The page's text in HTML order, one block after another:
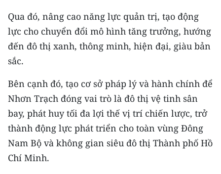
Đồng bằng sông Cửu Long
Chuyên trang Hà Nội
CHUYÊN ĐỀ
CÁC CHUYÊN TRANG
VỀ BÁO NHÂN DÂN
Qua đó, nâng cao năng lực quản trị, tạo động
lực cho chuyển đổi mô hình tăng trưởng, hướng
đến đô thị xanh, thông minh, hiện đại, giàu bản
sắc.
Bên cạnh đó, tạo cơ sở pháp lý và hành chính để
Nhơn Trạch đóng vai trò là đô thị vệ tinh sân
bay, phát huy tối đa lợi thế vị trí chiến lược, trở
thành động lực phát triển cho toàn vùng Đông
Nam Bộ và không gian siêu đô thị Thành phố Hồ
Chí Minh.